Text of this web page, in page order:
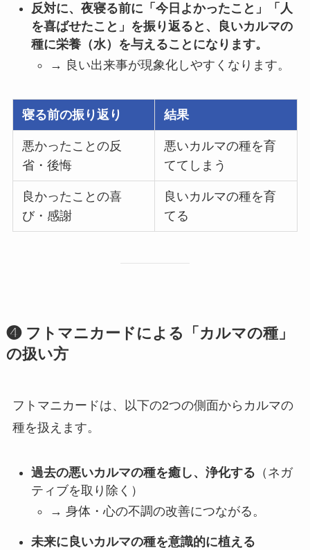
反対に、夜寝る前に「今日よかったこと」「人
を喜ばせたこと」を振り返ると、良いカルマの
種に栄養（水）を与えることになります。
→ 良い出来事が現象化しやすくなります。
寝る前の振り返り 結果
悪かったことの反
省・後悔
悪いカルマの種を育
ててしまう
良かったことの喜
び・感謝
良いカルマの種を育
てる
❹ フトマニカードによる「カルマの種」
の扱い方
フトマニカードは、以下の2つの側面からカルマの
種を扱えます。
過去の悪いカルマの種を癒し、浄化する （ネガ
ティブを取り除く）
→ 身体・心の不調の改善につながる。
未来に良いカルマの種を意識的に植える